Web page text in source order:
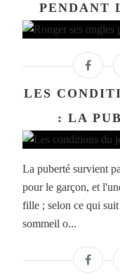
PENDANT
LES
: LA
La puberté survient
pour le garçon, et
fille ; selon ce qui
sommeil o...